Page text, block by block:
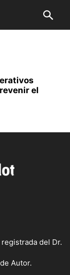
el
del Dr.
Autor.